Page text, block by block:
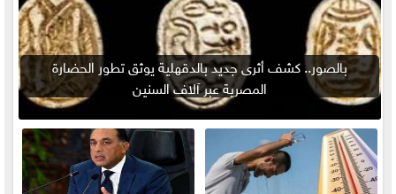
بالصور.. كشف أثرى جديد بالدقهلية يوثق تطور الحضارة
المصرية عبر آلاف السنين